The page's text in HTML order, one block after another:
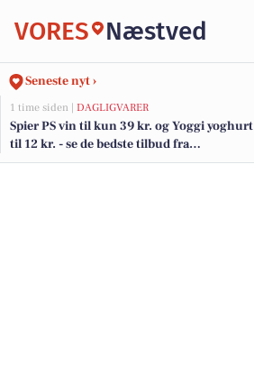
VORES Næstved
Seneste nyt ›
1 time siden | DAGLIGVARER
Spier PS vin til kun 39 kr. og Yoggi yoghurt
til 12 kr. - se de bedste tilbud fra
DagliBrugsen